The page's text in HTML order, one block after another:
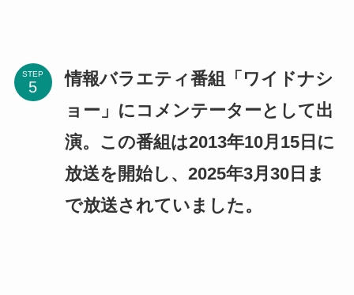
STEP
情報バラエティ番組「ワイドナシ
ョー」にコメンテーターとして出
演。​この番組は2013年10月15日に
放送を開始し、2025年3月30日ま
で放送されていました。